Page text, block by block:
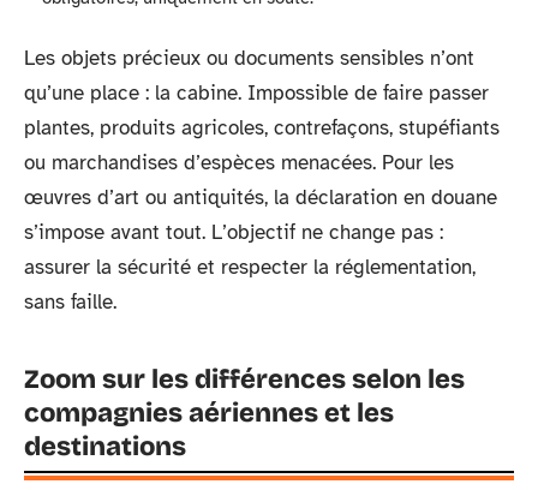
Les objets précieux ou documents sensibles n’ont
qu’une place : la cabine. Impossible de faire passer
plantes, produits agricoles, contrefaçons, stupéfiants
ou marchandises d’espèces menacées. Pour les
œuvres d’art ou antiquités, la déclaration en douane
s’impose avant tout. L’objectif ne change pas :
assurer la sécurité et respecter la réglementation,
sans faille.
Zoom sur les différences selon les
compagnies aériennes et les
destinations